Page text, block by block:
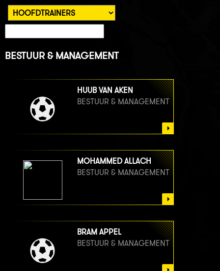
BESTUUR & MANAGEMENT
HUUB VAN AKEN
BESTUUR & MANAGEMENT
MOHAMMED ALLACH
BESTUUR & MANAGEMENT
BRAM APPEL
BESTUUR & MANAGEMENT